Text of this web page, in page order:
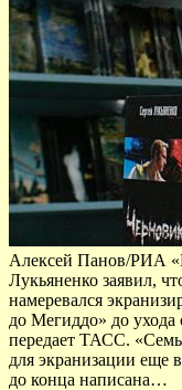
Алексей Панов/РИА
Лукьяненко заявил,
намеревался
до Мегиддо» до ухода
передает ТАСС.
для экранизации еще
до конца написана…